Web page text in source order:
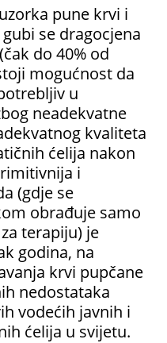
pune krvi i
se dragocjena
do 40% od
mogućnost da
u
neadekvatne
kvaliteta
ćelija nakon
i
(gdje se
obrađuje samo
terapiju) je
godina, na
krvi pupčane
nedostataka
vodećih javnih i
ćelija u svijetu.